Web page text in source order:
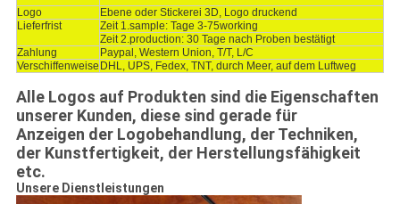
Logo
Ebene oder Stickerei 3D, Logo druckend
Lieferfrist
Zeit 1.sample: Tage 3-75working
Zeit 2.production: 30 Tage nach Proben bestätigt
Zahlung
Paypal, Western Union, T/T, L/C
Verschiffenweise DHL, UPS, Fedex, TNT, durch Meer, auf dem Luftweg
Alle Logos auf Produkten sind die Eigenschaften
unserer Kunden, diese sind gerade für
Anzeigen der Logobehandlung, der Techniken,
der Kunstfertigkeit, der Herstellungsfähigkeit
etc.
Unsere Dienstleistungen